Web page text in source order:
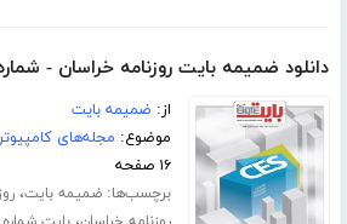
دانلود ضمیمه بایت روزنامه خراسان - شماره
از: ضمیمه بایت
موضوع: مجله‌های
۱۶ صفحه
برچسب‌ها:ضمیمه بایت،